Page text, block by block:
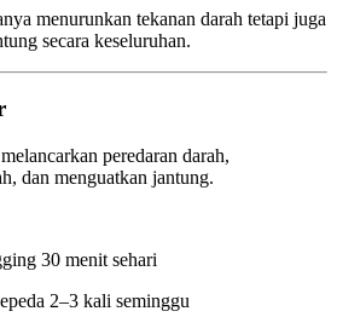
menurunkan tekanan darah tetapi juga
secara keseluruhan.
peredaran darah,
dan menguatkan jantung.
30 menit sehari
2–3 kali seminggu